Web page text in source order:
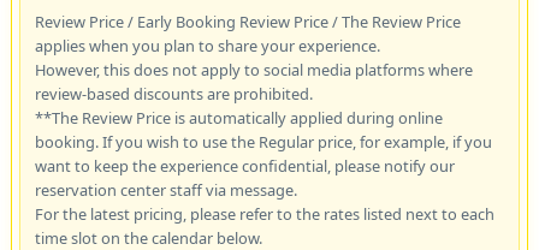
Review Price / Early Booking Review Price / The Review Price
applies when you plan to share your experience.
However, this does not apply to social media platforms where
review-based discounts are prohibited.
**The Review Price is automatically applied during online
booking. If you wish to use the Regular price, for example, if you
want to keep the experience confidential, please notify our
reservation center staff via message.
For the latest pricing, please refer to the rates listed next to each
time slot on the calendar below.